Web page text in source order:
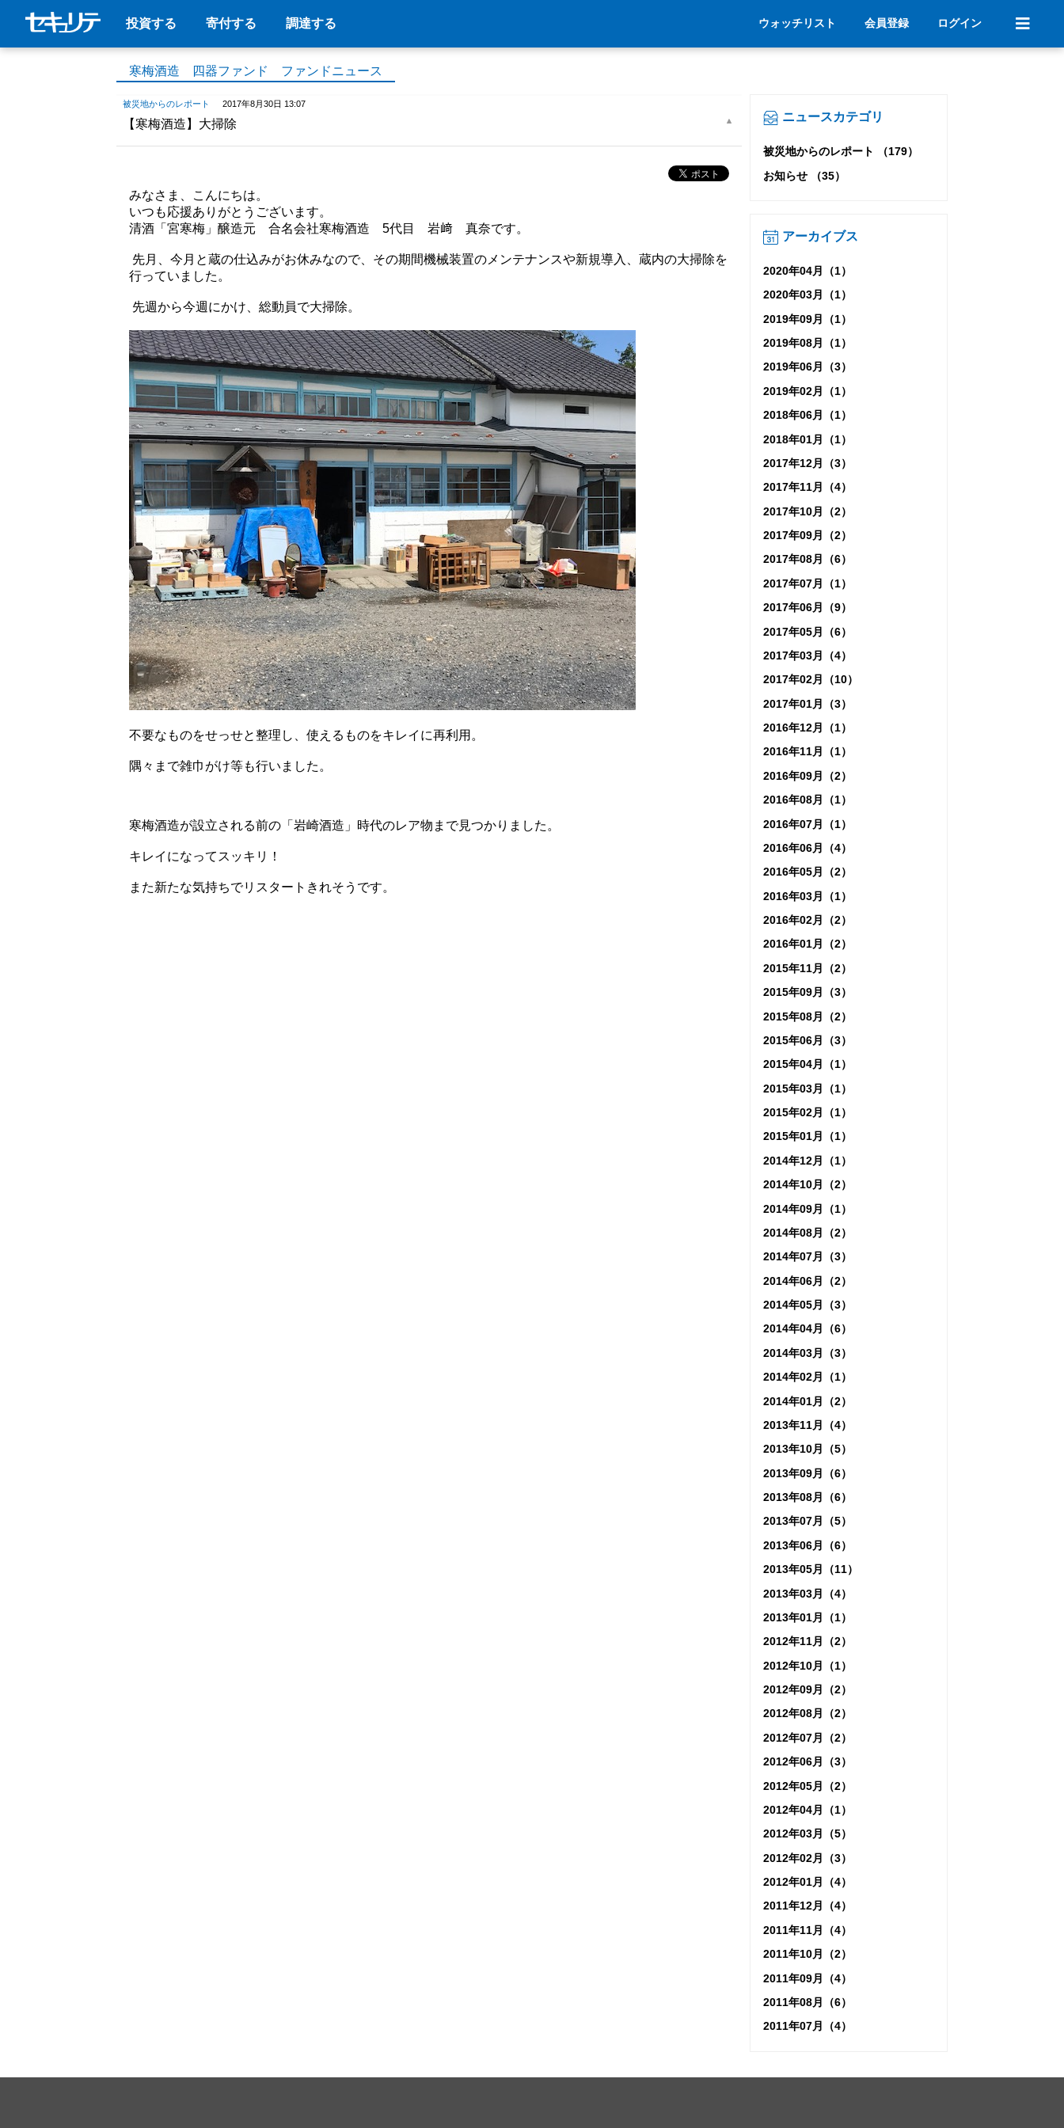
投資する 寄付する 調達する ウォッチリスト 会員登録 ログイン
寒梅酒造 四器ファンド ファンドニュース
被災地からのレポート 2017年8月30日 13:07
【寒梅酒造】大掃除
みなさま、こんにちは。
いつも応援ありがとうございます。
清酒「宮寒梅」醸造元 合名会社寒梅酒造 5代目 岩﨑 真奈です。
先月、今月と蔵の仕込みがお休みなので、その期間機械装置のメンテナンスや新規導入、蔵内の大掃除を
行っていました。
先週から今週にかけ、総動員で大掃除。
不要なものをせっせと整理し、使えるものをキレイに再利用。
隅々まで雑巾がけ等も行いました。
寒梅酒造が設立される前の「岩崎酒造」時代のレア物まで見つかりました。
キレイになってスッキリ！
また新たな気持ちでリスタートきれそうです。
ニュースカテゴリ
被災地からのレポート （179）
お知らせ （35）
アーカイブス
2020年04月（1）
2020年03月（1）
2019年09月（1）
2019年08月（1）
2019年06月（3）
2019年02月（1）
2018年06月（1）
2018年01月（1）
2017年12月（3）
2017年11月（4）
2017年10月（2）
2017年09月（2）
2017年08月（6）
2017年07月（1）
2017年06月（9）
2017年05月（6）
2017年03月（4）
2017年02月（10）
2017年01月（3）
2016年12月（1）
2016年11月（1）
2016年09月（2）
2016年08月（1）
2016年07月（1）
2016年06月（4）
2016年05月（2）
2016年03月（1）
2016年02月（2）
2016年01月（2）
2015年11月（2）
2015年09月（3）
2015年08月（2）
2015年06月（3）
2015年04月（1）
2015年03月（1）
2015年02月（1）
2015年01月（1）
2014年12月（1）
2014年10月（2）
2014年09月（1）
2014年08月（2）
2014年07月（3）
2014年06月（2）
2014年05月（3）
2014年04月（6）
2014年03月（3）
2014年02月（1）
2014年01月（2）
2013年11月（4）
2013年10月（5）
2013年09月（6）
2013年08月（6）
2013年07月（5）
2013年06月（6）
2013年05月（11）
2013年03月（4）
2013年01月（1）
2012年11月（2）
2012年10月（1）
2012年09月（2）
2012年08月（2）
2012年07月（2）
2012年06月（3）
2012年05月（2）
2012年04月（1）
2012年03月（5）
2012年02月（3）
2012年01月（4）
2011年12月（4）
2011年11月（4）
2011年10月（2）
2011年09月（4）
2011年08月（6）
2011年07月（4）